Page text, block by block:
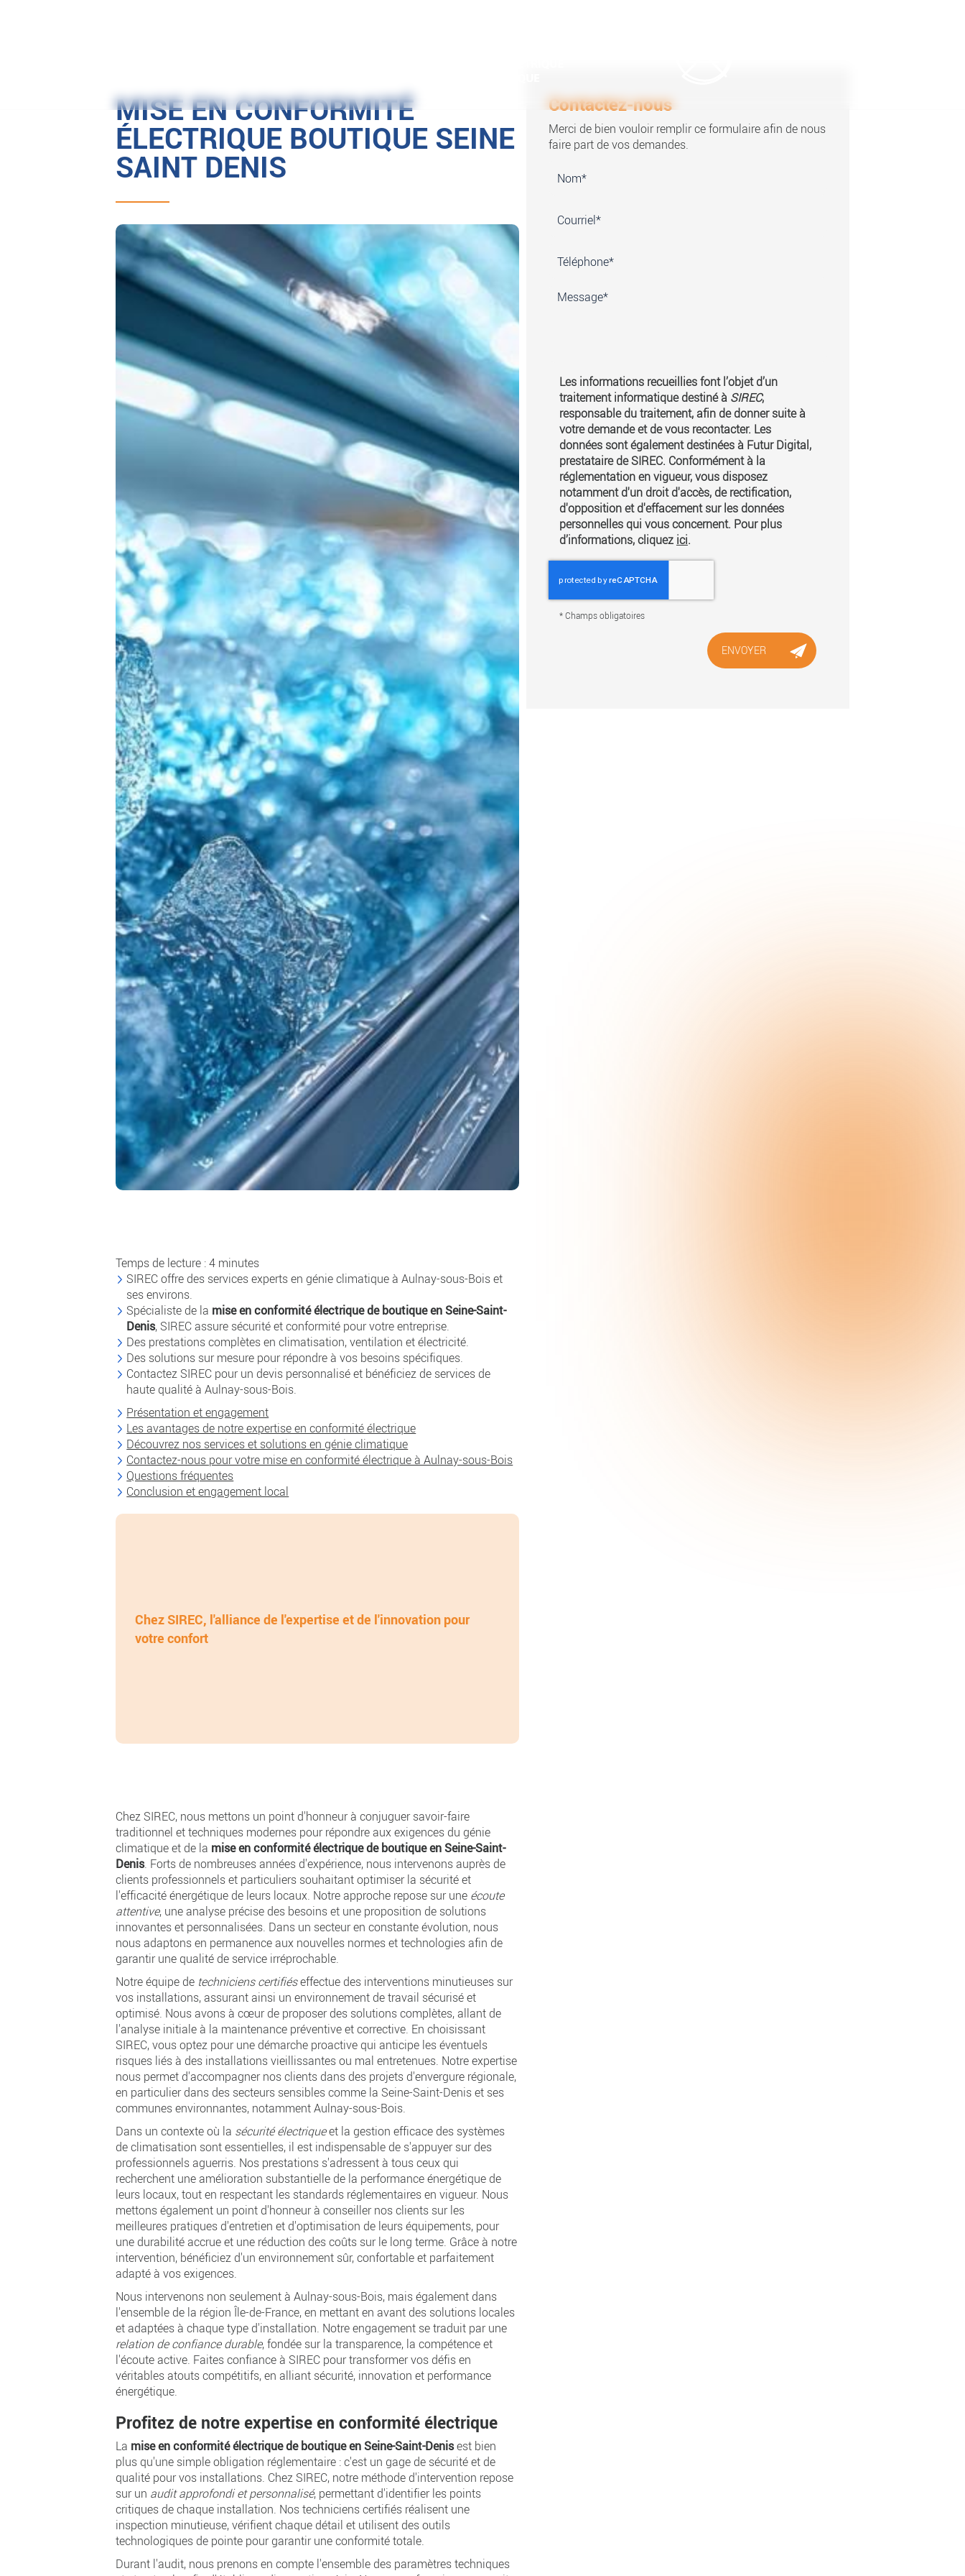
MISE EN CONFORMITÉ
ÉLECTRIQUE BOUTIQUE SEINE
SAINT DENIS
Temps de lecture : 4 minutes
SIREC offre des services experts en génie climatique à Aulnay-sous-Bois et
ses environs.
Spécialiste de la mise en conformité électrique de boutique en Seine-Saint-
Denis, SIREC assure sécurité et conformité pour votre entreprise.
Des prestations complètes en climatisation, ventilation et électricité.
Des solutions sur mesure pour répondre à vos besoins spécifiques.
Contactez SIREC pour un devis personnalisé et bénéficiez de services de
haute qualité à Aulnay-sous-Bois.
Présentation et engagement
Les avantages de notre expertise en conformité électrique
Découvrez nos services et solutions en génie climatique
Contactez-nous pour votre mise en conformité électrique à Aulnay-sous-Bois
Questions fréquentes
Conclusion et engagement local
Chez SIREC, l'alliance de l'expertise et de l'innovation pour
votre confort
Chez SIREC, nous mettons un point d'honneur à conjuguer savoir-faire
traditionnel et techniques modernes pour répondre aux exigences du génie
climatique et de la mise en conformité électrique de boutique en Seine-Saint-
Denis. Forts de nombreuses années d'expérience, nous intervenons auprès de
clients professionnels et particuliers souhaitant optimiser la sécurité et
l'efficacité énergétique de leurs locaux. Notre approche repose sur une écoute
attentive, une analyse précise des besoins et une proposition de solutions
innovantes et personnalisées. Dans un secteur en constante évolution, nous
nous adaptons en permanence aux nouvelles normes et technologies afin de
garantir une qualité de service irréprochable.
Notre équipe de techniciens certifiéseffectue des interventions minutieuses sur
vos installations, assurant ainsi un environnement de travail sécurisé et
optimisé. Nous avons à cœur de proposer des solutions complètes, allant de
l'analyse initiale à la maintenance préventive et corrective. En choisissant
SIREC, vous optez pour une démarche proactive qui anticipe les éventuels
risques liés à des installations vieillissantes ou mal entretenues. Notre expertise
nous permet d'accompagner nos clients dans des projets d'envergure régionale,
en particulier dans des secteurs sensibles comme la Seine-Saint-Denis et ses
communes environnantes, notamment Aulnay-sous-Bois.
Dans un contexte où la sécurité électriqueet la gestion efficace des systèmes
de climatisation sont essentielles, il est indispensable de s'appuyer sur des
professionnels aguerris. Nos prestations s'adressent à tous ceux qui
recherchent une amélioration substantielle de la performance énergétique de
leurs locaux, tout en respectant les standards réglementaires en vigueur. Nous
mettons également un point d'honneur à conseiller nos clients sur les
meilleures pratiques d'entretien et d'optimisation de leurs équipements, pour
une durabilité accrue et une réduction des coûts sur le long terme. Grâce à notre
intervention, bénéficiez d'un environnement sûr, confortable et parfaitement
adapté à vos exigences.
Nous intervenons non seulement à Aulnay-sous-Bois, mais également dans
l'ensemble de la région Île-de-France, en mettant en avant des solutions locales
et adaptées à chaque type d'installation. Notre engagement se traduit par une
relation de confiance durable, fondée sur la transparence, la compétence et
l'écoute active. Faites confiance à SIREC pour transformer vos défis en
véritables atouts compétitifs, en alliant sécurité, innovation et performance
énergétique.
Profitez de notre expertise en conformité électrique
La mise en conformité électrique de boutique en Seine-Saint-Denisest bien
plus qu'une simple obligation réglementaire : c'est un gage de sécurité et de
qualité pour vos installations. Chez SIREC, notre méthode d'intervention repose
sur un audit approfondi et personnalisé, permettant d'identifier les points
critiques de chaque installation. Nos techniciens certifiés réalisent une
inspection minutieuse, vérifient chaque détail et utilisent des outils
technologiques de pointe pour garantir une conformité totale.
Durant l'audit, nous prenons en compte l'ensemble des paramètres techniques
Contactez-nous
Merci de bien vouloir remplir ce formulaire afin de nous
faire part de vos demandes.
Les informations recueillies font l’objet d’un
traitement informatique destiné à SIREC,
responsable du traitement, afin de donner suite à
votre demande et de vous recontacter. Les
données sont également destinées à Futur Digital,
prestataire de SIREC. Conformément à la
réglementation en vigueur, vous disposez
notamment d'un droit d'accès, de rectification,
d'opposition et d'effacement sur les données
personnelles qui vous concernent. Pour plus
d’informations, cliquez ici.
*Champs obligatoires